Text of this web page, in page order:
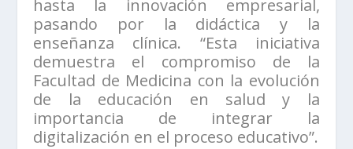
hasta la innovación empresarial,
pasando por la didáctica y la
enseñanza clínica. “Esta iniciativa
demuestra el compromiso de la
Facultad de Medicina con la evolución
de la educación en salud y la
importancia de integrar la
digitalización en el proceso educativo”.